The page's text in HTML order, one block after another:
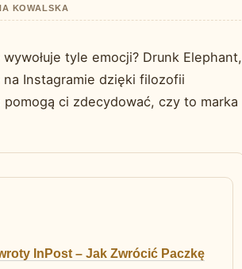
KOWALSKA
tyle emocji? Drunk Elephant,
na Instagramie dzięki filozofii
ci zdecydować, czy to marka
InPost – Jak Zwrócić Paczkę